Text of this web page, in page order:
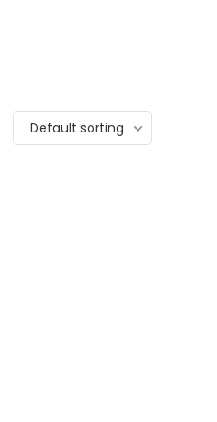
Default sorting